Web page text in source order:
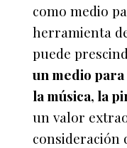
como medio
herramienta
puede
un medio
la música, la
un valor
consideración